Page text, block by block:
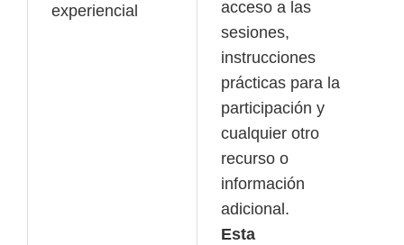
experiencial
acceso a las
sesiones,
instrucciones
prácticas para la
participación y
cualquier otro
recurso o
información
adicional.
Esta